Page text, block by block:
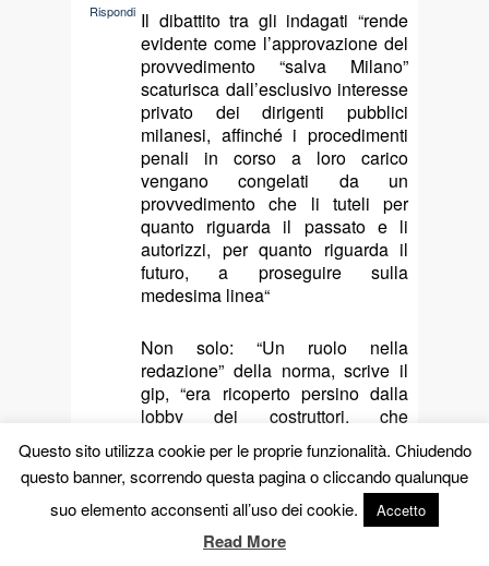
Il dibattito tra gli indagati “rende
evidente come l’approvazione del
provvedimento “salva Milano”
scaturisca dall’esclusivo interesse
privato dei dirigenti pubblici
milanesi, affinché i procedimenti
penali in corso a loro carico
vengano congelati da un
provvedimento che li tuteli per
quanto riguarda il passato e li
autorizzi, per quanto riguarda il
futuro, a proseguire sulla
medesima linea“
Non solo: “Un ruolo nella
redazione” della norma, scrive il
gip, “era ricoperto persino dalla
lobby dei costruttori, che
intendeva approfittarne per
“aggiungere cose in più”
(evidentemente in loro favore)”.
Fonte: il fattoquotidiano.it
Rispondi
Questo sito utilizza cookie per le proprie funzionalità. Chiudendo
questo banner, scorrendo questa pagina o cliccando qualunque
suo elemento acconsenti all’uso dei cookie.
Accetto
Read More